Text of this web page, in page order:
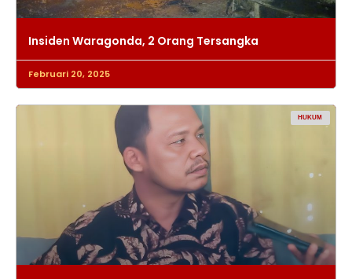
Insiden Waragonda, 2 Orang Tersangka
Februari 20, 2025
HUKUM